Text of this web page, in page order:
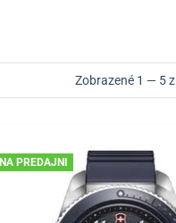
Zobrazené 1 — 5 z
NA PREDAJNI